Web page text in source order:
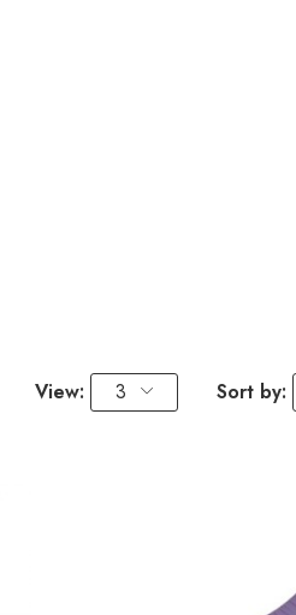
View: 3 Sort by: